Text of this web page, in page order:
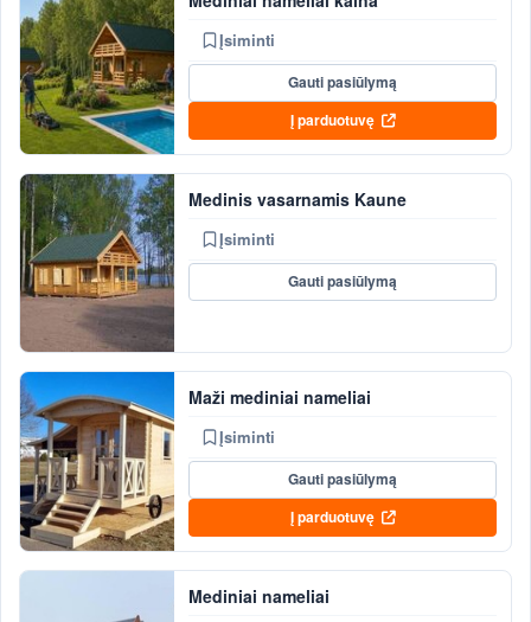
Įsiminti
Gauti pasiūlymą
Į parduotuvę
Medinis vasarnamis Kaune
Įsiminti
Gauti pasiūlymą
Maži mediniai nameliai
Įsiminti
Gauti pasiūlymą
Į parduotuvę
Mediniai nameliai